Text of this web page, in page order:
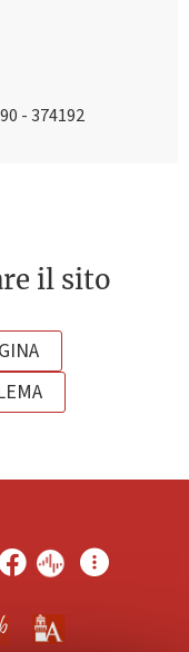
- 374192
il sito